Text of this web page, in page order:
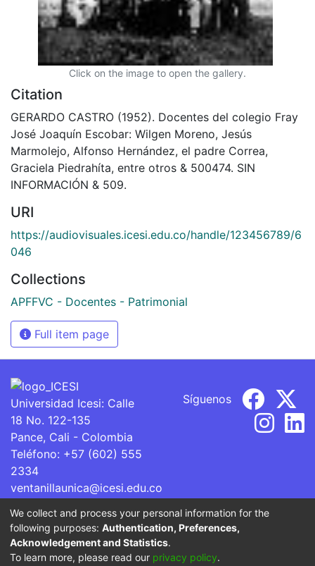
Click on the image to open the gallery.
Citation
GERARDO CASTRO (1952). Docentes del colegio Fray
José Joaquín Escobar: Wilgen Moreno, Jesús
Marmolejo, Alfonso Hernández, el padre Correa,
Graciela Piedrahíta, entre otros & 500474. SIN
INFORMACIÓN & 509.
URI
https://audiovisuales.icesi.edu.co/handle/123456789/6
046
Collections
APFFVC - Docentes - Patrimonial
Full item page
Universidad Icesi: Calle
18 No. 122-135
Pance, Cali - Colombia
Teléfono: +57 (602) 555
2334
ventanillaunica@icesi.edu.co
Síguenos
La Universidad Icesi es una Institución de Educación
Superior que se encuentra sujeta a inspección y vigilancia
por parte del Ministerio de Educación Nacional.
We collect and process your personal information for the
following purposes: Authentication, Preferences,
Acknowledgement and Statistics.
To learn more, please read our privacy policy.